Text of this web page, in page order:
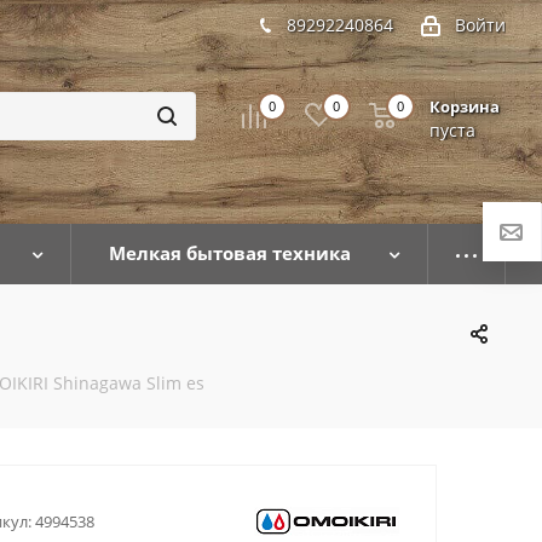
Войти
89292240864
0 0 Корзина
пуста
0
Мелкая бытовая техника
Shinagawa Slim es
4994538